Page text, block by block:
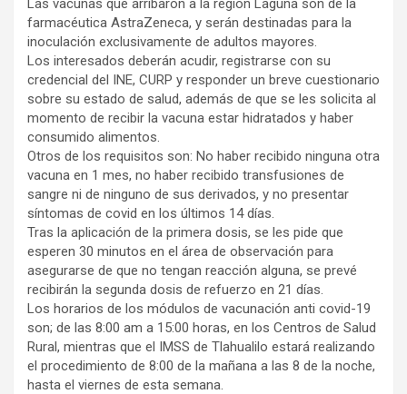
Las vacunas que arribaron a la región Laguna son de la
farmacéutica AstraZeneca, y serán destinadas para la
inoculación exclusivamente de adultos mayores.
Los interesados deberán acudir, registrarse con su
credencial del INE, CURP y responder un breve cuestionario
sobre su estado de salud, además de que se les solicita al
momento de recibir la vacuna estar hidratados y haber
consumido alimentos.
Otros de los requisitos son: No haber recibido ninguna otra
vacuna en 1 mes, no haber recibido transfusiones de
sangre ni de ninguno de sus derivados, y no presentar
síntomas de covid en los últimos 14 días.
Tras la aplicación de la primera dosis, se les pide que
esperen 30 minutos en el área de observación para
asegurarse de que no tengan reacción alguna, se prevé
recibirán la segunda dosis de refuerzo en 21 días.
Los horarios de los módulos de vacunación anti covid-19
son; de las 8:00 am a 15:00 horas, en los Centros de Salud
Rural, mientras que el IMSS de Tlahualilo estará realizando
el procedimiento de 8:00 de la mañana a las 8 de la noche,
hasta el viernes de esta semana.